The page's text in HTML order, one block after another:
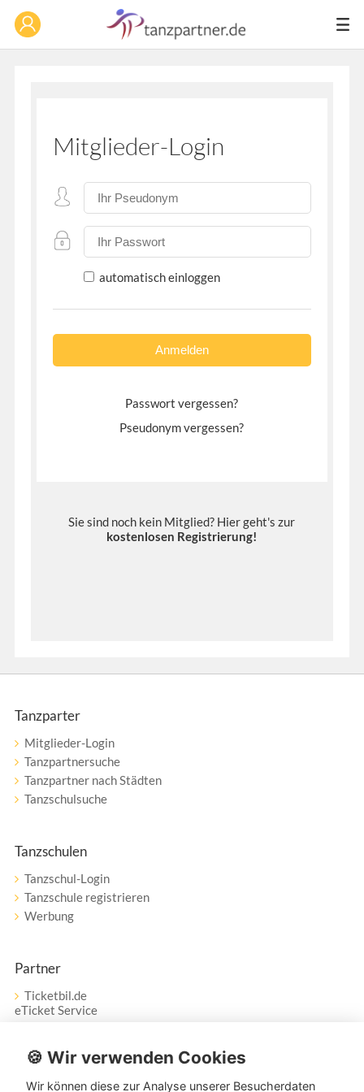
Mitglieder-Login
automatisch einloggen
Passwort vergessen?
Pseudonym vergessen?
Sie sind noch kein Mitglied? Hier geht's zur
kostenlosen Registrierung!
Tanzparter
Mitglieder-Login
Tanzpartnersuche
Tanzpartner nach Städten
Tanzschulsuche
Tanzschulen
Tanzschul-Login
Tanzschule registrieren
Werbung
Partner
Ticketbil.de
eTicket Service
Vertrag widerrufen
🍪 Wir verwenden Cookies
Wir können diese zur Analyse unserer Besucherdaten